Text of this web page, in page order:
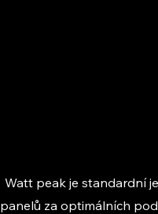
Watt peak je standardní
panelů za optimálních